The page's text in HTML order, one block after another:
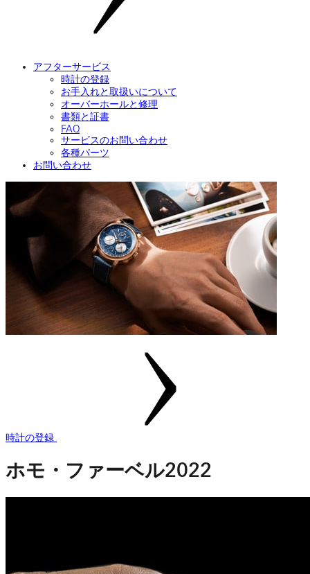
アフターサービス
時計の登録
お手入れと取扱いについて
オーバーホールと修理
書類と証書
FAQ
サービスのお問い合わせ
各種パーツ
お問い合わせ
時計の登録
ホモ・ファーベル2022